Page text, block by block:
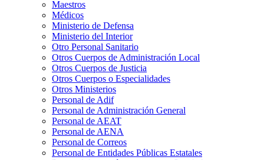
Maestros
Médicos
Ministerio de Defensa
Ministerio del Interior
Otro Personal Sanitario
Otros Cuerpos de Administración Local
Otros Cuerpos de Justicia
Otros Cuerpos o Especialidades
Otros Ministerios
Personal de Adif
Personal de Administración General
Personal de AEAT
Personal de AENA
Personal de Correos
Personal de Entidades Públicas Estatales